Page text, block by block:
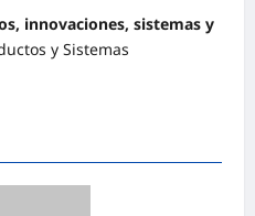
innovaciones, sistemas y
y Sistemas